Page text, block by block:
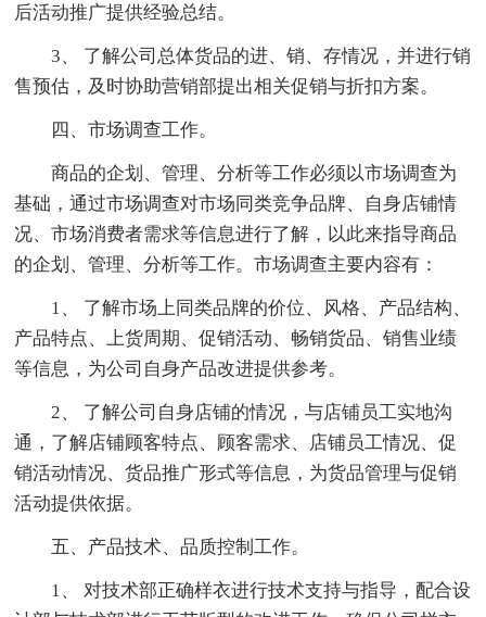
后活动推广提供经验总结。
3、 了解公司总体货品的进、销、存情况，并进行销
售预估，及时协助营销部提出相关促销与折扣方案。
四、市场调查工作。
商品的企划、管理、分析等工作必须以市场调查为
基础，通过市场调查对市场同类竞争品牌、自身店铺情
况、市场消费者需求等信息进行了解，以此来指导商品
的企划、管理、分析等工作。市场调查主要内容有：
1、 了解市场上同类品牌的价位、风格、产品结构、
产品特点、上货周期、促销活动、畅销货品、销售业绩
等信息，为公司自身产品改进提供参考。
2、 了解公司自身店铺的情况，与店铺员工实地沟
通，了解店铺顾客特点、顾客需求、店铺员工情况、促
销活动情况、货品推广形式等信息，为货品管理与促销
活动提供依据。
五、产品技术、品质控制工作。
1、 对技术部正确样衣进行技术支持与指导，配合设